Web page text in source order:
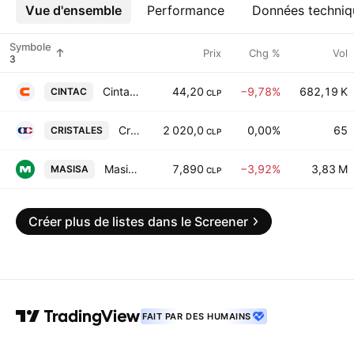
Vue d'ensemble Performance Données
Plus
Symbole Prix Chg % Vol
CINTAC Cintac S.A. 44,20 CLP −9,78% 682,19 K
CRISTALES Cristalerias De Chile S.A. 2 020,0 CLP 0,00% 65
MASISA Masisa S.A. 7,890 CLP −3,92% 3,83 M
Créer plus de listes dans le Screener
FAIT PAR DES HUMAINS